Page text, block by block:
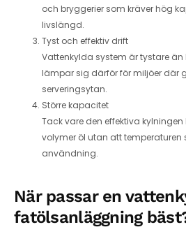
och bryggerier som kräver hög
livslängd.
Tyst och effektiv drift
Vattenkylda system är tystare
lämpar sig därför för miljöer där
serveringsytan.
Större kapacitet
Tack vare den effektiva
volymer öl utan att temperaturen
användning.
När passar en
fatölsanläggning